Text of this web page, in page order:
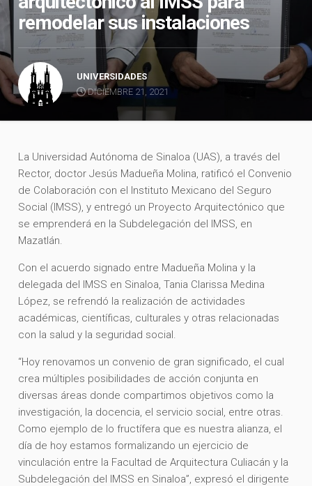
remodelar sus instalaciones
UNIVERSIDADES
DICIEMBRE 21, 2021
La Universidad Autónoma de Sinaloa (UAS), a través del
Rector, doctor Jesús Madueña Molina, ratificó el Convenio
de Colaboración con el Instituto Mexicano del Seguro
Social (IMSS), y entregó un Proyecto Arquitectónico que
se emprenderá en la Subdelegación del IMSS, en
Mazatlán.
Con el acuerdo signado entre Madueña Molina y la
delegada del IMSS en Sinaloa, Tania Clarissa Medina
López, se refrendó la realización de actividades
académicas, científicas, culturales y otras relacionadas
con la salud y la seguridad social.
“Hoy renovamos un convenio de gran significado, el cual
crea múltiples posibilidades de acción conjunta en
diversas áreas donde compartimos objetivos como la
investigación, la docencia, el servicio social, entre otras.
Como ejemplo de lo fructífera que es nuestra alianza, el
día de hoy estamos formalizando un ejercicio de
vinculación entre la Facultad de Arquitectura Culiacán y la
Subdelegación del IMSS en Sinaloa”, expresó el dirigente